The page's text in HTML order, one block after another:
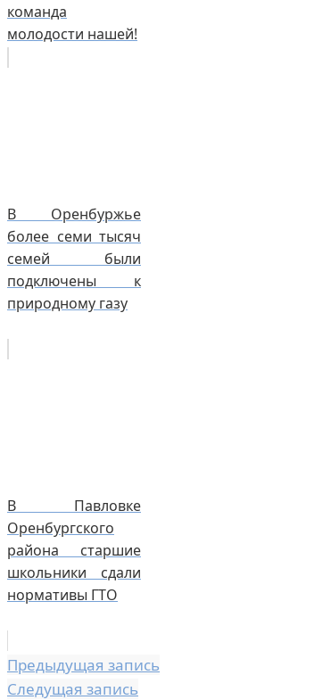
команда
молодости нашей!
В Оренбуржье
более семи тысяч
семей были
подключены к
природному газу
В Павловке
Оренбургского
района старшие
школьники сдали
нормативы ГТО
Предыдущая запись
Следущая запись